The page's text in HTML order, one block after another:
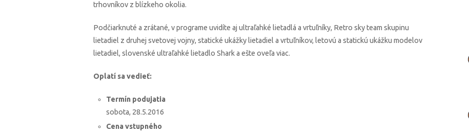
trhovníkov z blízkeho okolia.
Podčiarknuté a zrátané, v programe uvidíte aj ultraľahké lietadlá a vrtuľníky, Retro sky team skupinu
lietadiel z druhej svetovej vojny, statické ukážky lietadiel a vrtuľníkov, letovú a statickú ukážku modelov
lietadiel, slovenské ultraľahké lietadlo Shark a ešte oveľa viac.
Oplatí sa vedieť:
Termín podujatia
sobota, 28.5.2016
Cena vstupného